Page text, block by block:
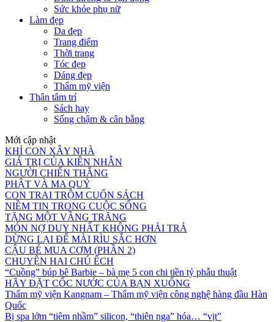
Sức khỏe phụ nữ
Làm đẹp
Da đẹp
Trang điểm
Thời trang
Tóc đẹp
Dáng đẹp
Thẩm mỹ viện
Thân tâm trí
Sách hay
Sống chậm & cân bằng
Mới cập nhật
KHỈ CON XÂY NHÀ
GIÁ TRỊ CỦA KIÊN NHẪN
NGƯỜI CHIẾN THẮNG
PHẬT VÀ MA QUỶ
CON TRAI TRỘM CUỐN SÁCH
NIỀM TIN TRONG CUỘC SỐNG
TẶNG MỘT VẦNG TRĂNG
MÓN NỢ DUY NHẤT KHÔNG PHẢI TRẢ
DỪNG LẠI ĐỂ MÀI RÌU SẮC HƠN
CẬU BÉ MUA CƠM (PHẦN 2)
CHUYỆN HAI CHÚ ẾCH
“Cuồng” búp bê Barbie – bà mẹ 5 con chi tiền tỷ phẫu thuật
HÃY ĐẶT CỐC NƯỚC CỦA BẠN XUỐNG
Thẩm mỹ viện Kangnam – Thẩm mỹ viện công nghệ hàng đầu Hàn
Quốc
Bị spa lởm “tiêm nhầm” silicon, “thiên nga” hóa… “vịt”